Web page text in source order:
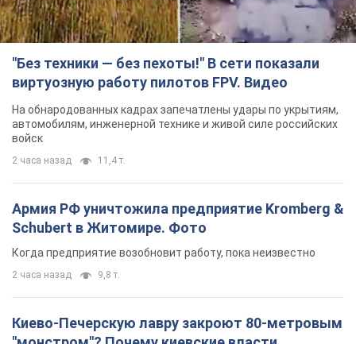
"Без техники — без пехоты!" В сети показали
виртуозную работу пилотов FPV. Видео
На обнародованных кадрах запечатлены удары по укрытиям,
автомобилям, инженерной технике и живой силе российских
войск
2 часа назад 11,4 т.
Армия РФ уничтожила предприятие Kromberg &
Schubert в Житомире. Фото
Когда предприятие возобновит работу, пока неизвестно
2 часа назад 9,8 т.
Киево-Печерскую лавру закроют 80-метровым